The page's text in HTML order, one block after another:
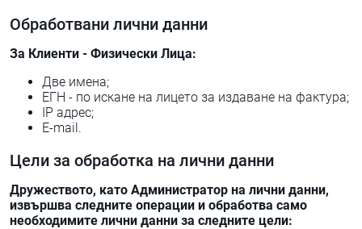
Обработвани лични данни
За Клиенти - Физически Лица:
Две имена;
ЕГН - по искане на лицето за издаване на фактура;
IP адрес;
E-mail.
Цели за обработка на лични данни
Дружеството, като Администратор на лични данни,
извършва следните операции и обработва само
необходимите лични данни за следните цели: